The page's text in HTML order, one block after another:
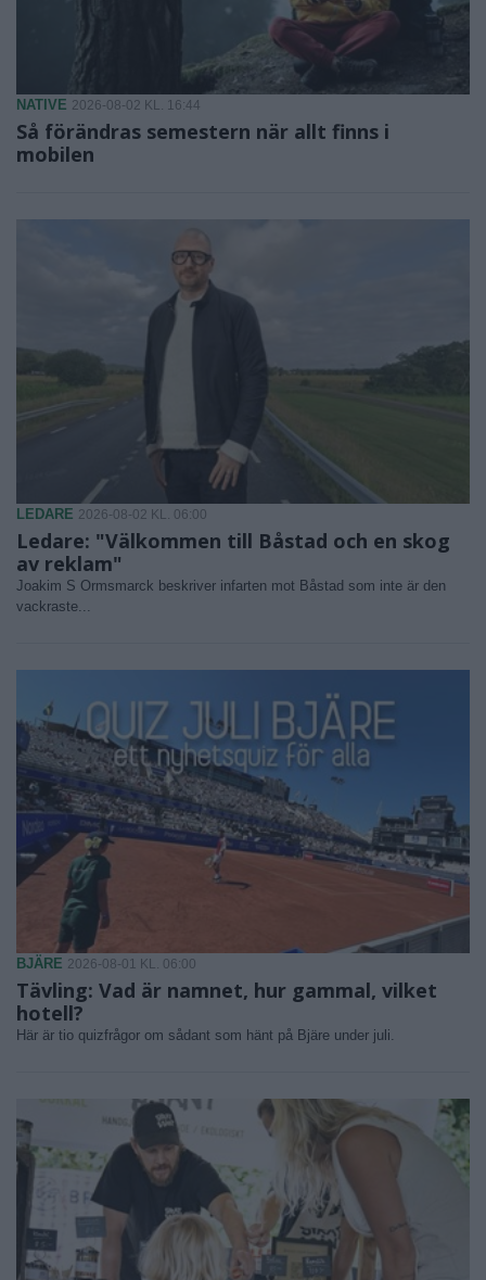
NATIVE 2026-08-02 KL. 16:44
Så förändras semestern när allt finns i
mobilen
LEDARE 2026-08-02 KL. 06:00
Ledare: "Välkommen till Båstad och en skog
av reklam"
Joakim S Ormsmarck beskriver infarten mot Båstad som inte är den
vackraste...
BJÄRE 2026-08-01 KL. 06:00
Tävling: Vad är namnet, hur gammal, vilket
hotell?
Här är tio quizfrågor om sådant som hänt på Bjäre under juli.